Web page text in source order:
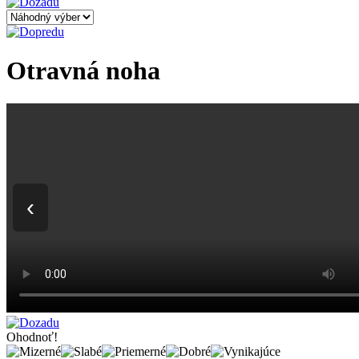
Otravná noha
‹
Ohodnoť!